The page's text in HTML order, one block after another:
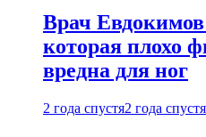
Врач
которая плохо
вредна для ног
2 года спустя2 года спустя